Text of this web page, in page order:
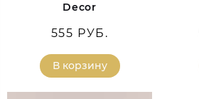
Decor
555 РУБ.
В корзину